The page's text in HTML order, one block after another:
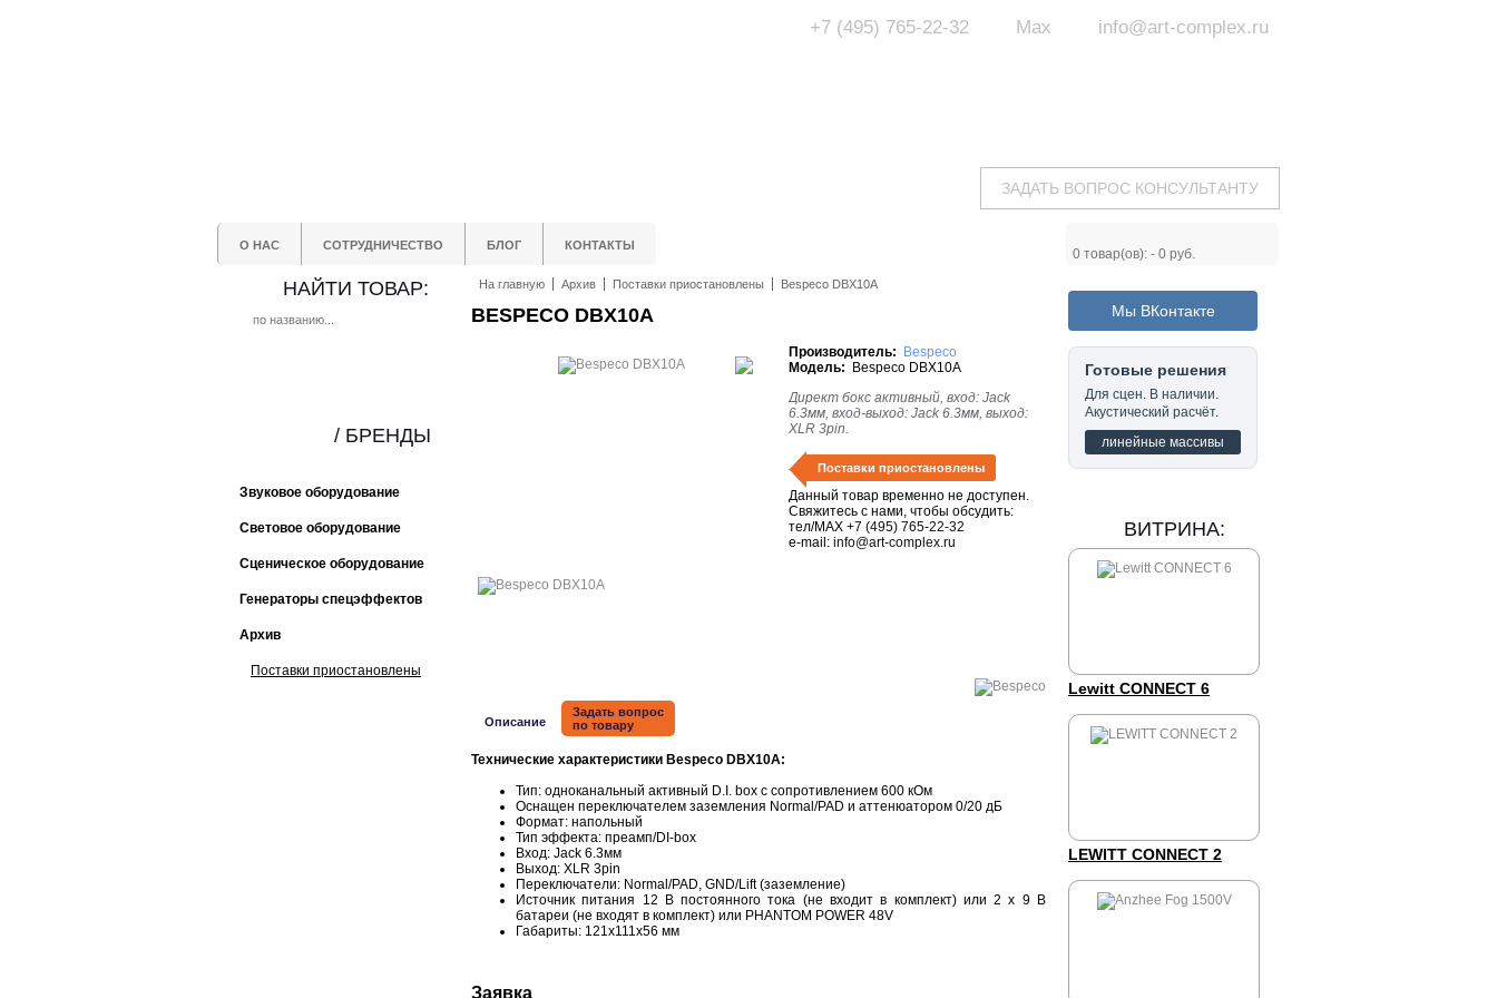
info@art-complex.ru
Max
+7 (495) 765-22-32
ЗАДАТЬ ВОПРОС КОНСУЛЬТАНТУ
О НАС СОТРУДНИЧЕСТВО БЛОГ КОНТАКТЫ
0 товар(ов): - 0 руб.
НАЙТИ ТОВАР:
Звуковое оборудование
Световое оборудование
Сценическое оборудование
Генераторы спецэффектов
Архив
Поставки приостановлены
/ БРЕНДЫ
На главную Архив Поставки приостановлены Bespeco DBX10A
BESPECO DBX10A
Производитель:
Bespeco
Модель: Bespeco DBX10A
Директ бокс активный, вход: Jack
6.3мм, вход-выход: Jack 6.3мм, выход:
XLR 3pin.
Поставки приостановлены
Данный товар временно не доступен.
Свяжитесь с нами, чтобы обсудить:
тел/MAX +7 (495) 765-22-32
e-mail: info@art-complex.ru
Описание
Задать вопрос
по товару
Технические характеристики Bespeco DBX10A:
Тип: одноканальный активный D.I. box с сопротивлением 600 кОм
Оснащен переключателем заземления Normal/PAD и аттенюатором 0/20 дБ
Формат: напольный
Тип эффекта: преамп/DI-box
Вход: Jack 6.3мм
Выход: XLR 3pin
Переключатели: Normal/PAD, GND/Lift (заземление)
Источник питания 12 В постоянного тока (не входит в комплект) или 2 х 9 В
батареи (не входят в комплект) или PHANTOM POWER 48V
Габариты: 121х111х56 мм
Заявка
Мы ВКонтакте
Готовые решения
Для сцен. В наличии.
Акустический расчёт.
линейные массивы
ВИТРИНА:
Lewitt CONNECT 6
LEWITT CONNECT 2